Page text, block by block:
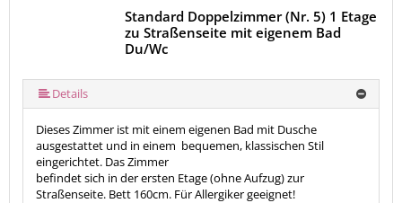
Standard Doppelzimmer (Nr. 5) 1 Etage
zu Straßenseite mit eigenem Bad
Du/Wc
Details
Dieses Zimmer ist mit einem eigenen Bad mit Dusche
ausgestattet und in einem bequemen, klassischen Stil
eingerichtet. Das Zimmer
befindet sich in der ersten Etage (ohne Aufzug) zur
Straßenseite. Bett 160cm. Für Allergiker geeignet!